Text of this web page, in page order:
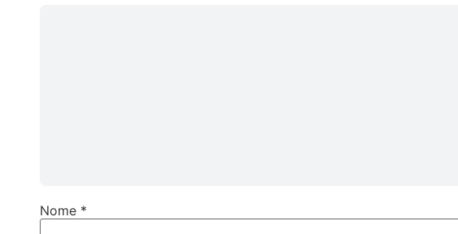
Nome *